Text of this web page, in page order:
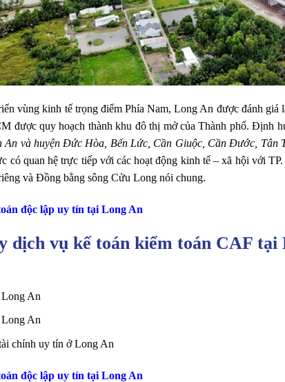
vùng kinh tế trọng điểm Phía Nam, Long An được đánh
được quy hoạch thành khu đô thị mở của Thành phố. Định
An và huyện Đức Hòa, Bến Lức, Cần Giuộc, Cần Đước, Tân
có quan hệ trực tiếp với các hoạt động kinh tế – xã hội với
và Đồng bằng sông Cửu Long nói chung.
độc lập uy tín tại Long An
dịch vụ kế toán kiểm toán CAF tại
An
An
chính uy tín ở Long An
độc lập uy tín tại Long An